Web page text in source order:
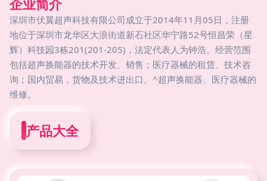
企业简介
深圳市伏翼超声科技有限公司成立于2014年11月05日，注册
地位于深圳市龙华区大浪街道新石社区华宁路52号恒昌荣（星
辉）科技园3栋201(201-205)，法定代表人为钟浩。经营范围
包括超声换能器的技术开发、销售；医疗器械的租赁、技术咨
询；国内贸易，货物及技术进出口。^超声换能器、医疗器械的
维修。
产品大全